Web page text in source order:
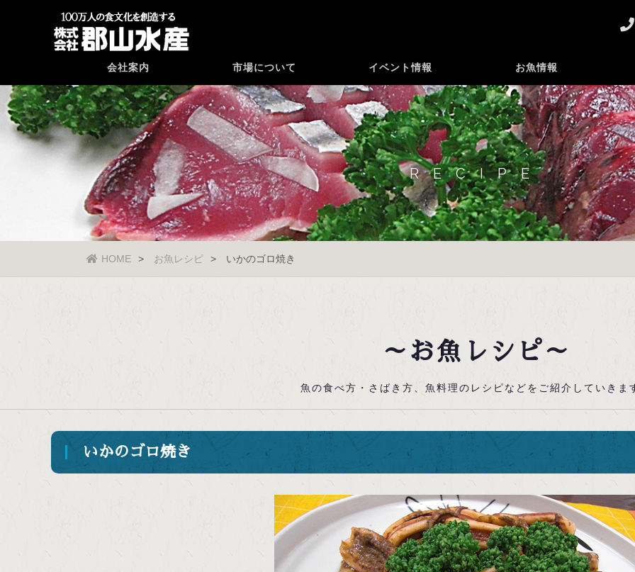
会社案内 市場について イベント情報 お魚情報
RECIPE
HOME お魚レシピ いかのゴロ焼き
～お魚レシピ～
魚の食べ方・さばき方、魚料理のレシピなどをご紹介していきま
いかのゴロ焼き